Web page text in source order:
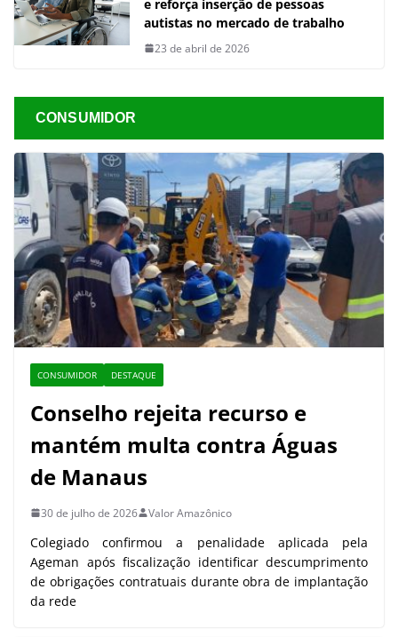
e reforça inserção de pessoas
autistas no mercado de trabalho
23 de abril de 2026
CONSUMIDOR
CONSUMIDOR DESTAQUE
Conselho rejeita recurso e
mantém multa contra Águas
de Manaus
30 de julho de 2026 Valor Amazônico
Colegiado confirmou a penalidade aplicada pela
Ageman após fiscalização identificar descumprimento
de obrigações contratuais durante obra de implantação
da rede